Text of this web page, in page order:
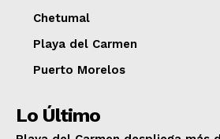
Chetumal
Playa del Carmen
Puerto Morelos
Lo Último